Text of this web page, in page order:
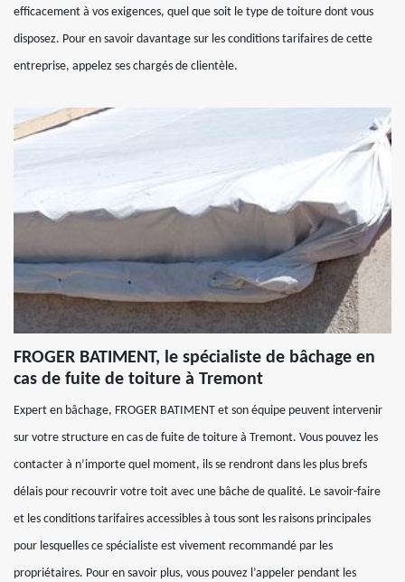
efficacement à vos exigences, quel que soit le type de toiture dont vous
disposez. Pour en savoir davantage sur les conditions tarifaires de cette
entreprise, appelez ses chargés de clientèle.
FROGER BATIMENT, le spécialiste de bâchage en
cas de fuite de toiture à Tremont
Expert en bâchage, FROGER BATIMENT et son équipe peuvent intervenir
sur votre structure en cas de fuite de toiture à Tremont. Vous pouvez les
contacter à n’importe quel moment, ils se rendront dans les plus brefs
délais pour recouvrir votre toit avec une bâche de qualité. Le savoir-faire
et les conditions tarifaires accessibles à tous sont les raisons principales
pour lesquelles ce spécialiste est vivement recommandé par les
propriétaires. Pour en savoir plus, vous pouvez l’appeler pendant les